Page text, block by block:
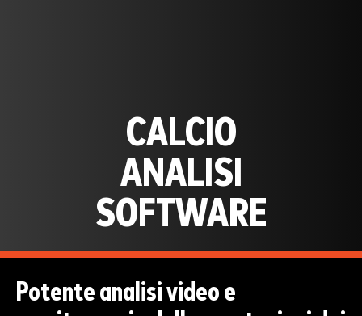
CALCIO
ANALISI
SOFTWARE
Potente analisi video e